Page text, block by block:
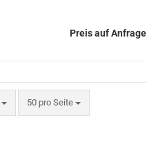
Preis auf Anfrage
50 pro Seite
pro Seite